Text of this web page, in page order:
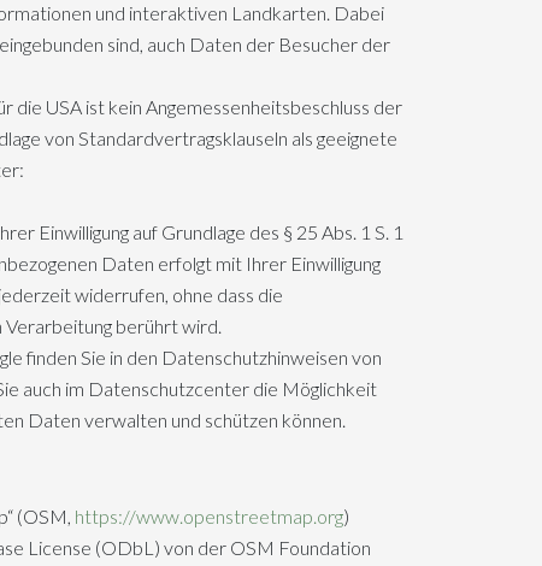
und interaktiven Landkarten. Dabei
sind, auch Daten der Besucher der
die USA ist kein Angemessenheitsbeschluss der
von Standardvertragsklauseln als geeignete
Einwilligung auf Grundlage des § 25 Abs. 1 S. 1
Daten erfolgt mit Ihrer Einwilligung
widerrufen, ohne dass die
Verarbeitung berührt wird.
finden Sie in den Datenschutzhinweisen von
auch im Datenschutzcenter die Möglichkeit
Daten verwalten und schützen können.
(OSM, https://www.openstreetmap.org)
License (ODbL) von der OSM Foundation